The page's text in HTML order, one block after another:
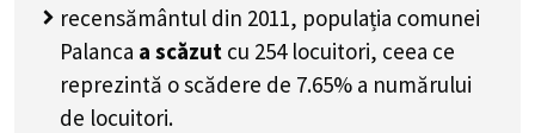
recensământul din 2011, populația comunei
Palanca a scăzut cu 254locuitori, ceea ce
reprezintă o scădere de 7.65% a numărului
de locuitori.